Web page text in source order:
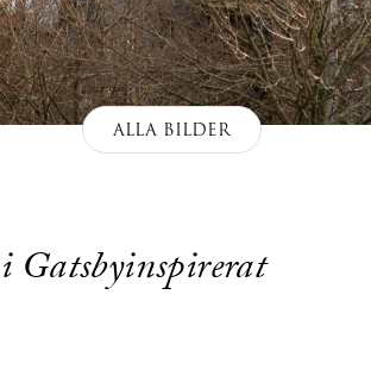
ALLA BILDER
Gatsbyinspirerat